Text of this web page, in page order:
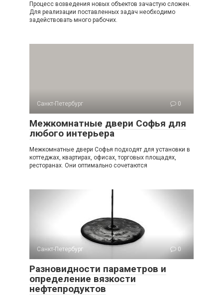
Процесс возведения новых объектов зачастую сложен.
Для реализации поставленных задач необходимо
задействовать много рабочих.
Санкт-Петербург 0
Межкомнатные двери Софья для
любого интерьера
Межкомнатные двери Софья подходят для установки в
коттеджах, квартирах, офисах, торговых площадях,
ресторанах. Они оптимально сочетаются
Санкт-Петербург 0
Разновидности параметров и
определение вязкости
нефтепродуктов